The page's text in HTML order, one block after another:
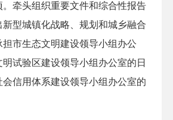
牵头组织重要文件和综合性报告
型城镇化战略、规划和城乡融合
市生态文明建设领导小组办公
试验区建设领导小组办公室的日
信用体系建设领导小组办公室的